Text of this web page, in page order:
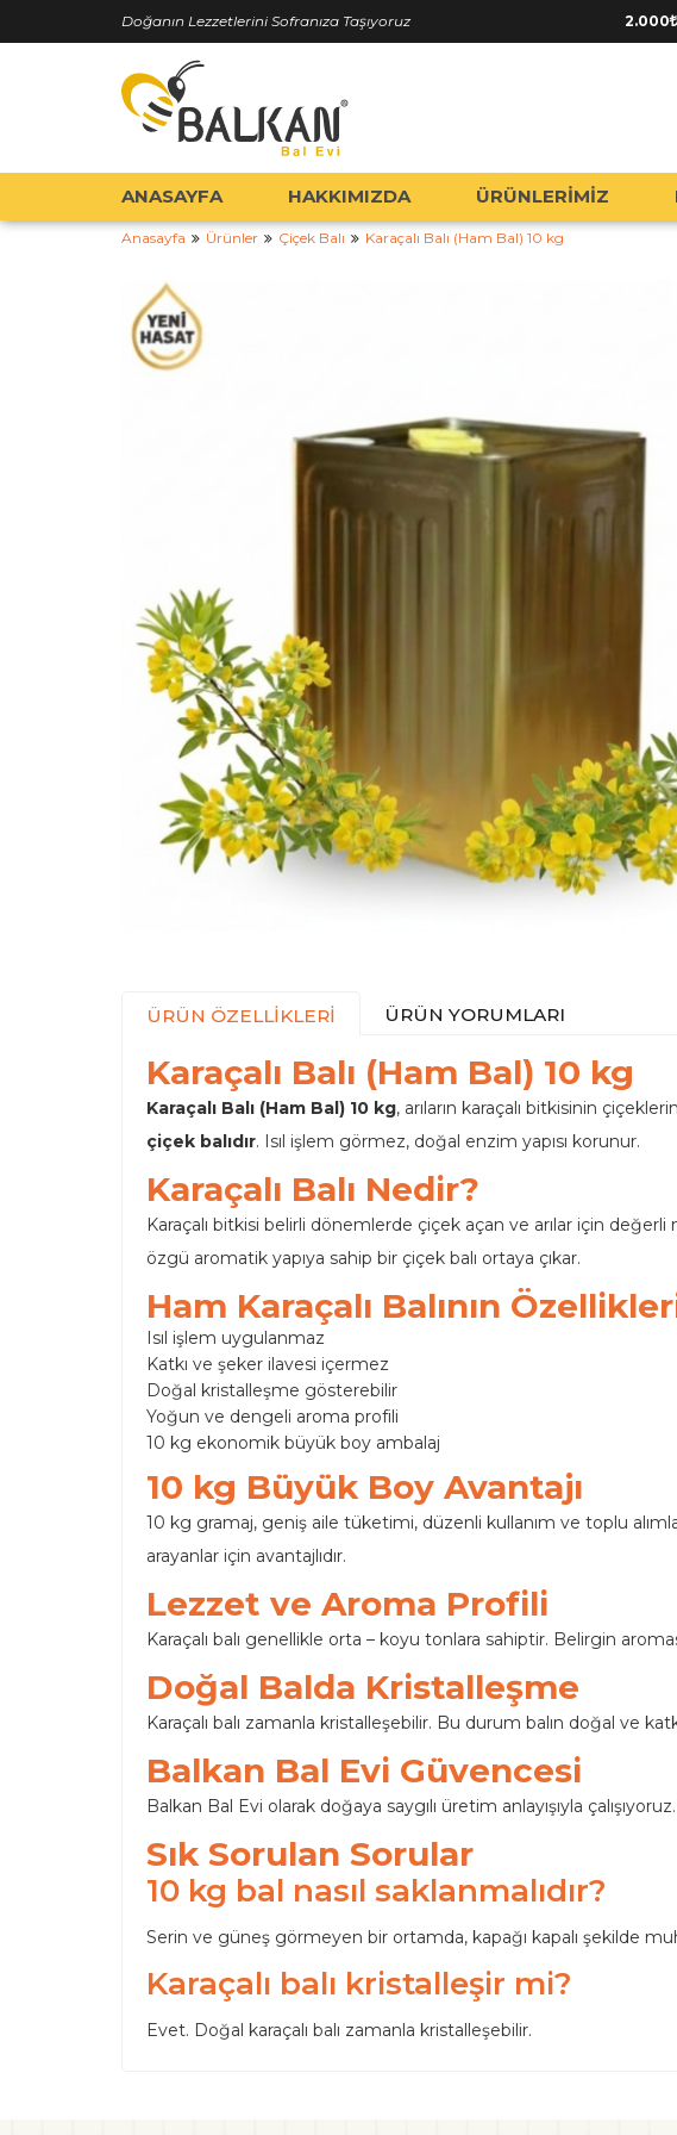
Doğanın Lezzetlerini Sofranıza Taşıyoruz 2.000
ANASAYFA HAKKIMIZDA ÜRÜNLERİMİZ
Anasayfa Ürünler Çiçek Balı Karaçalı Balı (Ham Bal) 10 kg
ÜRÜN ÖZELLİKLERİ ÜRÜN YORUMLARI
Karaçalı Balı (Ham Bal) 10 kg
Karaçalı Balı (Ham Bal) 10 kg, arıların karaçalı bitkisinin
çiçek balıdır. Isıl işlem görmez, doğal enzim yapısı korunur.
Karaçalı Balı Nedir?
Karaçalı bitkisi belirli dönemlerde çiçek açan ve arılar için
özgü aromatik yapıya sahip bir çiçek balı ortaya çıkar.
Ham Karaçalı Balının
Isıl işlem uygulanmaz
Katkı ve şeker ilavesi içermez
Doğal kristalleşme gösterebilir
Yoğun ve dengeli aroma profili
10 kg ekonomik büyük boy ambalaj
10 kg Büyük Boy Avantajı
10 kg gramaj, geniş aile tüketimi, düzenli kullanım ve toplu
arayanlar için avantajlıdır.
Lezzet ve Aroma Profili
Karaçalı balı genellikle orta – koyu tonlara sahiptir. Belirgin
Doğal Balda Kristalleşme
Karaçalı balı zamanla kristalleşebilir. Bu durum balın doğal ve
Balkan Bal Evi Güvencesi
Balkan Bal Evi olarak doğaya saygılı üretim anlayışıyla
Sık Sorulan Sorular
10 kg bal nasıl saklanmalıdır?
Serin ve güneş görmeyen bir ortamda, kapağı kapalı şekilde
Karaçalı balı kristalleşir mi?
Evet. Doğal karaçalı balı zamanla kristalleşebilir.